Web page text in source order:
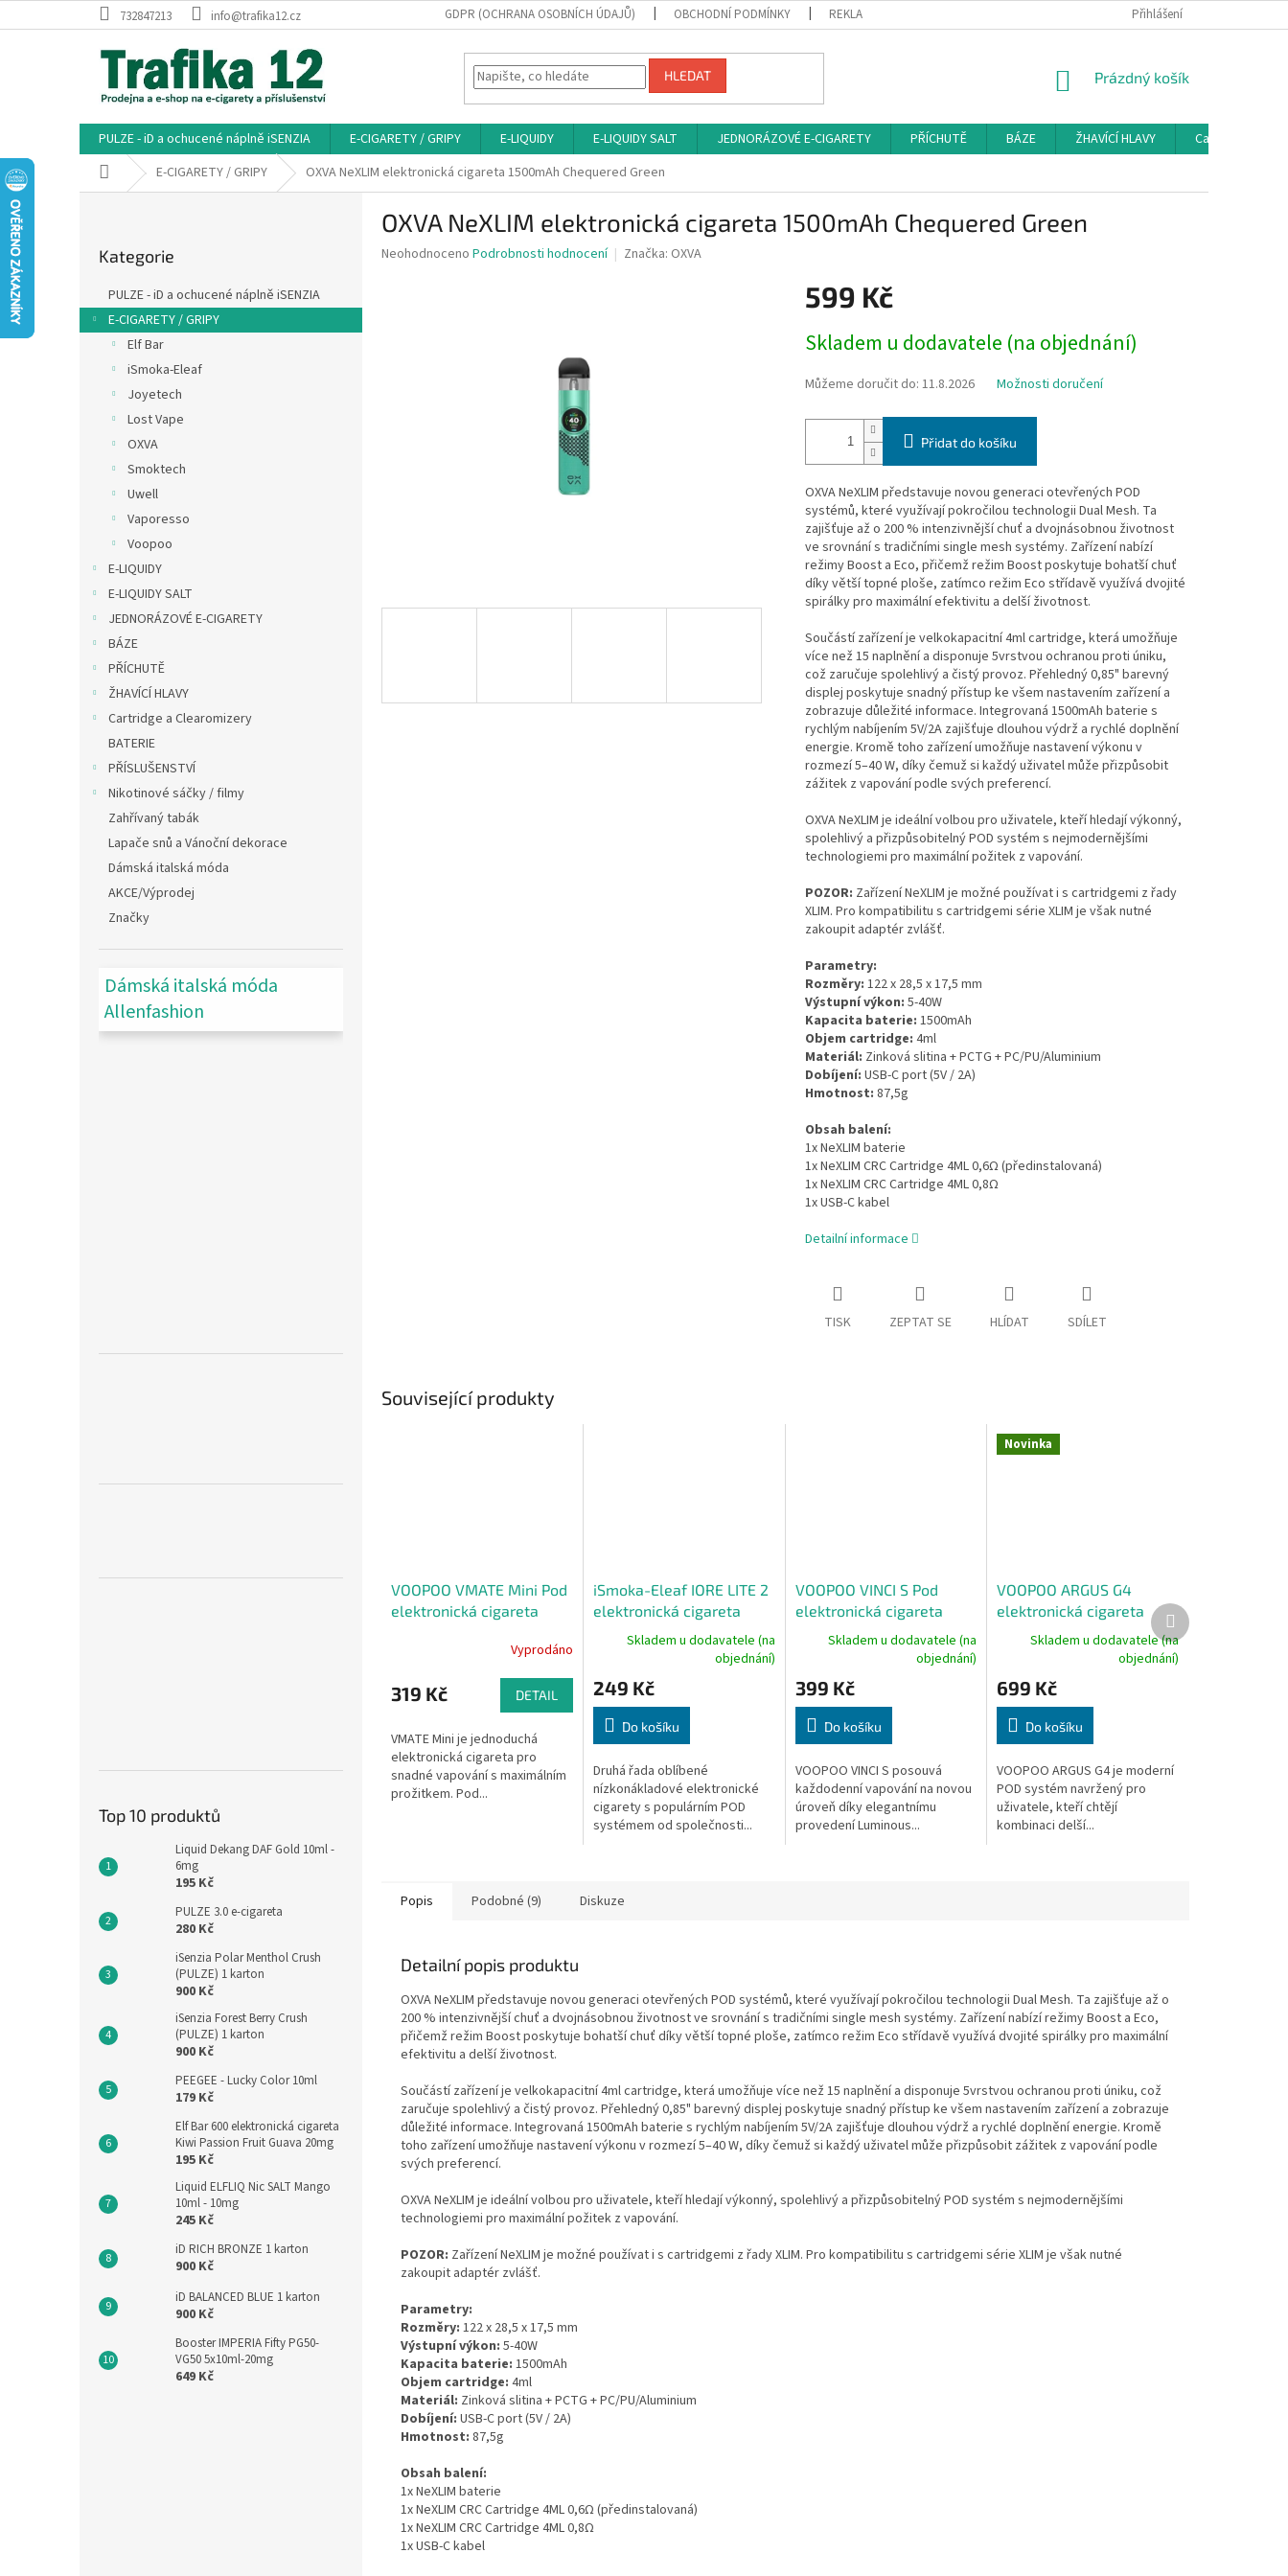
na
732847213 info@trafika12.cz GDPR (OCHRANA OSOBNÍCH ÚDAJŮ) OBCHODNÍ PODMÍNKY REKLAMAČNÍ ŘÁD HODNOCENÍ OBCHODU
Přihlášení
HLEDAT
NÁKUPNÍ
Prázdný košík
PULZE - iD a ochucené náplně iSENZIA E-CIGARETY / GRIPY E-LIQUIDY E-LIQUIDY SALT JEDNORÁZOVÉ E-CIGARETY PŘÍCHUTĚ BÁZE ŽHAVÍCÍ HLAVY
Cartridge a
Domů E-CIGARETY / GRIPY OXVA NeXLIM elektronická cigareta 1500mAh Chequered Green
a
n
kategorie
Kategorie
PULZE - iD a ochucené náplně iSENZIA
E-CIGARETY / GRIPY
Elf Bar
iSmoka-Eleaf
Joyetech
Lost Vape
OXVA
Smoktech
Uwell
Vaporesso
Voopoo
E-LIQUIDY
E-LIQUIDY SALT
JEDNORÁZOVÉ E-CIGARETY
BÁZE
PŘÍCHUTĚ
ŽHAVÍCÍ HLAVY
Cartridge a Clearomizery
BATERIE
PŘÍSLUŠENSTVÍ
Nikotinové sáčky / filmy
Zahřívaný tabák
Lapače snů a Vánoční dekorace
Dámská italská móda
AKCE/Výprodej
Značky
Dámská italská móda
Allenfashion
Top 10 produktů
Liquid Dekang DAF Gold 10ml -
6mg
195 Kč
PULZE 3.0 e-cigareta
280 Kč
iSenzia Polar Menthol Crush
(PULZE) 1 karton
900 Kč
iSenzia Forest Berry Crush
(PULZE) 1 karton
900 Kč
PEEGEE - Lucky Color 10ml
179 Kč
Elf Bar 600 elektronická cigareta
Kiwi Passion Fruit Guava 20mg
195 Kč
Liquid ELFLIQ Nic SALT Mango
10ml - 10mg
245 Kč
iD RICH BRONZE 1 karton
900 Kč
iD BALANCED BLUE 1 karton
900 Kč
Booster IMPERIA Fifty PG50-
VG50 5x10ml-20mg
649 Kč
OXVA NeXLIM elektronická cigareta 1500mAh Chequered Green
Průměrné
Neohodnoceno Podrobnosti hodnocení Značka: OXVA
599 Kč
cena:
Skladem u dodavatele (na objednání)
Můžeme doručit do: 11.8.2026 Možnosti doručení
Přidat do košíku
OXVA NeXLIM představuje novou generaci otevřených POD
systémů, které využívají pokročilou technologii Dual Mesh. Ta
zajišťuje až o 200 % intenzivnější chuť a dvojnásobnou životnost
ve srovnání s tradičními single mesh systémy. Zařízení nabízí
režimy Boost a Eco, přičemž režim Boost poskytuje bohatší chuť
díky větší topné ploše, zatímco režim Eco střídavě využívá dvojité
spirálky pro maximální efektivitu a delší životnost.
Součástí zařízení je velkokapacitní 4ml cartridge, která umožňuje
více než 15 naplnění a disponuje 5vrstvou ochranou proti úniku,
což zaručuje spolehlivý a čistý provoz. Přehledný 0,85" barevný
displej poskytuje snadný přístup ke všem nastavením zařízení a
zobrazuje důležité informace. Integrovaná 1500mAh baterie s
rychlým nabíjením 5V/2A zajišťuje dlouhou výdrž a rychlé doplnění
energie. Kromě toho zařízení umožňuje nastavení výkonu v
rozmezí 5–40 W, díky čemuž si každý uživatel může přizpůsobit
zážitek z vapování podle svých preferencí.
OXVA NeXLIM je ideální volbou pro uživatele, kteří hledají výkonný,
spolehlivý a přizpůsobitelný POD systém s nejmodernějšími
technologiemi pro maximální požitek z vapování.
POZOR: Zařízení NeXLIM je možné používat i s cartridgemi z řady
XLIM. Pro kompatibilitu s cartridgemi série XLIM je však nutné
zakoupit adaptér zvlášť.
Parametry:
Rozměry: 122 x 28,5 x 17,5 mm
Výstupní výkon: 5-40W
Kapacita baterie: 1500mAh
Objem cartridge: 4ml
Materiál: Zinková slitina + PCTG + PC/PU/Aluminium
Dobíjení: USB-C port (5V / 2A)
Hmotnost: 87,5g
Obsah balení:
1x NeXLIM baterie
1x NeXLIM CRC Cartridge 4ML 0,6Ω (předinstalovaná)
1x NeXLIM CRC Cartridge 4ML 0,8Ω
1x USB-C kabel
Detailní informace
TISK ZEPTAT SE HLÍDAT SDÍLET
Související produkty
VOOPOO VMATE Mini Pod
elektronická cigareta
Vyprodáno
319 Kč DETAIL
VMATE Mini je jednoduchá
elektronická cigareta pro
snadné vapování s maximálním
prožitkem. Pod...
iSmoka-Eleaf IORE LITE 2
elektronická cigareta
490mAh White
Skladem u dodavatele (na
objednání)
249 Kč
Do košíku
Druhá řada oblíbené
nízkonákladové elektronické
cigarety s populárním POD
systémem od společnosti...
VOOPOO VINCI S Pod
elektronická cigareta
2000mAh Neon
Skladem u dodavatele (na
objednání)
399 Kč
Do košíku
VOOPOO VINCI S posouvá
každodenní vapování na novou
úroveň díky elegantnímu
provedení Luminous...
Novinka
VOOPOO ARGUS G4
elektronická cigareta
1650mAh Blue
Skladem u dodavatele (na
objednání)
699 Kč
Do košíku
VOOPOO ARGUS G4 je moderní
POD systém navržený pro
uživatele, kteří chtějí
kombinaci delší...
Další
produkt
Popis Podobné (9) Diskuze
Detailní popis produktu
OXVA NeXLIM představuje novou generaci otevřených POD systémů, které využívají pokročilou technologii Dual Mesh. Ta zajišťuje až o
200 % intenzivnější chuť a dvojnásobnou životnost ve srovnání s tradičními single mesh systémy. Zařízení nabízí režimy Boost a Eco,
přičemž režim Boost poskytuje bohatší chuť díky větší topné ploše, zatímco režim Eco střídavě využívá dvojité spirálky pro maximální
efektivitu a delší životnost.
Součástí zařízení je velkokapacitní 4ml cartridge, která umožňuje více než 15 naplnění a disponuje 5vrstvou ochranou proti úniku, což
zaručuje spolehlivý a čistý provoz. Přehledný 0,85" barevný displej poskytuje snadný přístup ke všem nastavením zařízení a zobrazuje
důležité informace. Integrovaná 1500mAh baterie s rychlým nabíjením 5V/2A zajišťuje dlouhou výdrž a rychlé doplnění energie. Kromě
toho zařízení umožňuje nastavení výkonu v rozmezí 5–40 W, díky čemuž si každý uživatel může přizpůsobit zážitek z vapování podle
svých preferencí.
OXVA NeXLIM je ideální volbou pro uživatele, kteří hledají výkonný, spolehlivý a přizpůsobitelný POD systém s nejmodernějšími
technologiemi pro maximální požitek z vapování.
POZOR: Zařízení NeXLIM je možné používat i s cartridgemi z řady XLIM. Pro kompatibilitu s cartridgemi série XLIM je však nutné
zakoupit adaptér zvlášť.
Parametry:
Rozměry: 122 x 28,5 x 17,5 mm
Výstupní výkon: 5-40W
Kapacita baterie: 1500mAh
Objem cartridge: 4ml
Materiál: Zinková slitina + PCTG + PC/PU/Aluminium
Dobíjení: USB-C port (5V / 2A)
Hmotnost: 87,5g
Obsah balení:
1x NeXLIM baterie
1x NeXLIM CRC Cartridge 4ML 0,6Ω (předinstalovaná)
1x NeXLIM CRC Cartridge 4ML 0,8Ω
1x USB-C kabel